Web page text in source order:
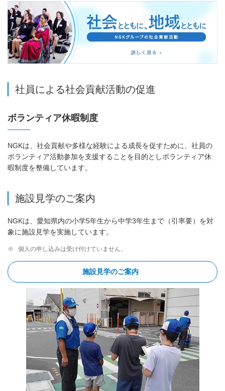
新規ウィンドウを開きます
社員による社会貢献活動の促進
ボランティア休暇制度
NGKは、社会貢献や多様な経験による成長を促すために、社員の
ボランティア活動参加を支援することを目的としボランティア休
暇制度を整備しています。
施設見学のご案内
NGKは、愛知県内の小学5年生から中学3年生まで（引率要）を対
象に施設見学を実施しています。
※ 個人の申し込みは受け付けていません。
施設見学のご案内